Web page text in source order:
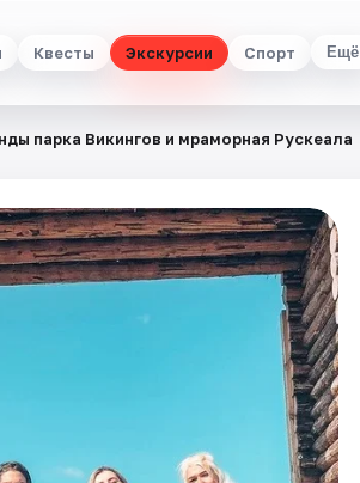
Квесты Экскурсии Спорт Ещё
парка Викингов и мраморная Рускеала